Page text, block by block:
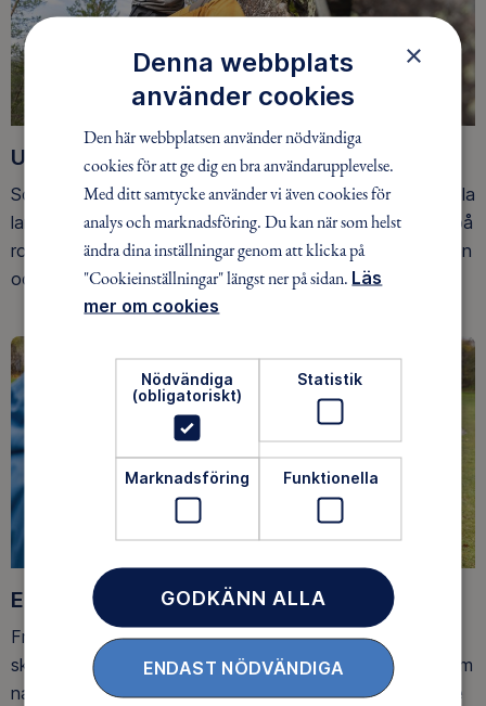
Upptäck nya äventyr
Som medlem har du tillgång till alla våra äventyr, över hela
landet. Våra ideella ledare guidar barn, unga och vuxna på
roliga och trygga äventyr i skogen, på vattnet, snön, isen
och på fjället.
Ett friluftsliv för alla
Friluftsfrämjandet arbetar för att så många som möjligt
ska upptäcka den rörelseglädje och de hälsoeffekter som
naturen ger. Som medlem bidrar du också till vårt arbete
×
Denna webbplats
använder cookies
Den här webbplatsen använder nödvändiga
cookies för att ge dig en bra användarupplevelse.
Med ditt samtycke använder vi även cookies för
analys och marknadsföring. Du kan när som helst
ändra dina inställningar genom att klicka på
"Cookieinställningar" längst ner på sidan. Läs
mer om cookies
Nödvändiga
(obligatoriskt)
Statistik
Marknadsföring Funktionella
GODKÄNN ALLA
ENDAST NÖDVÄNDIGA